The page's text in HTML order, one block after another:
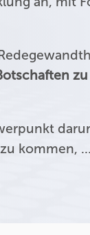
kommen, …